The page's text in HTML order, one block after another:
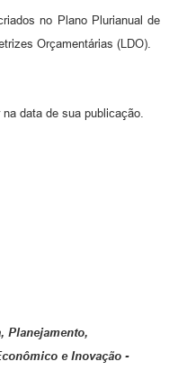
no Plano Plurianual de
Orçamentárias (LDO).
data de sua publicação.
Planejamento,
e Inovação -